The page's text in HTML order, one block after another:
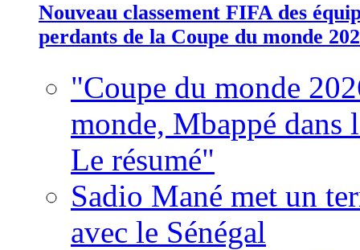
Nouveau classement FIFA des
perdants de la Coupe du monde
"Coupe du monde
monde, Mbappé dans
Le résumé"
Sadio Mané met un
avec le Sénégal